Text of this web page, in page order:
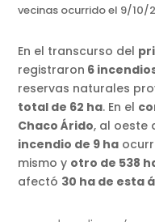
vecinas ocurrido el 9/10/
En el transcurso del
registraron 6
reservas naturales
total de 62 ha. En el
Chaco Árido, al oeste
incendio de 9 ha
mismo y otro de 538
afectó 30 ha de esta